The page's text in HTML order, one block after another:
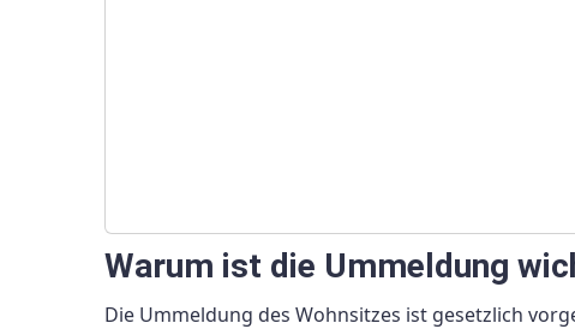
Warum ist die Ummeldung
Die Ummeldung des Wohnsitzes ist gesetzlich